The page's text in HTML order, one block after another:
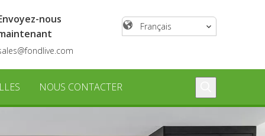
nous
Français
NOUS CONTACTER